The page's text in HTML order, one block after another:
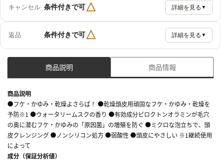
キャンセル 条件付きで可△ 詳細を見る ▼
返品 条件付きで可△ 詳細を見る ▼
商品説明 商品情報
商品説明
●フケ・かゆみ・乾燥よさらば！ ●乾燥頭皮用頑固なフケ・かゆみ・乾燥を
予防※1 ●ウォータリームスクの香り ●有効成分ピロクトンオラミンが毛穴
の奥に潜むフケ・かゆみの「原因菌」の増殖を防ぐ ●ミクロな泡立ちで、頭
皮クレンジング ●ノンシリコン処方 ●弱酸性 ●頭皮にやさしい ※1継続使用
によって
成分（保証分析値）